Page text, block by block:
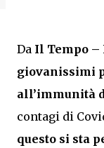
Da Il Tempo –
giovanissimi
all’immunità
contagi di
questo si sta